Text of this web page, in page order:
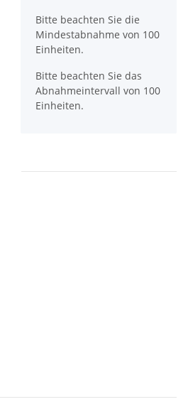
Bitte beachten Sie die
Mindestabnahme von 100
Einheiten.
Bitte beachten Sie das
Abnahmeintervall von 100
Einheiten.